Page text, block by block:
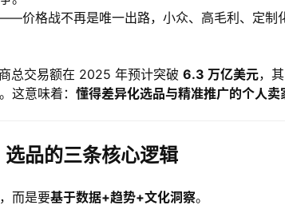
价格战不再是唯一出路，小众、高毛利、定制
总交易额在 2025 年预计突破 6.3 万亿美元，
。这意味着： 懂得差异化选品与精准推广的个人
品的三条核心逻辑
而是要基于数据+趋势+文化洞察。